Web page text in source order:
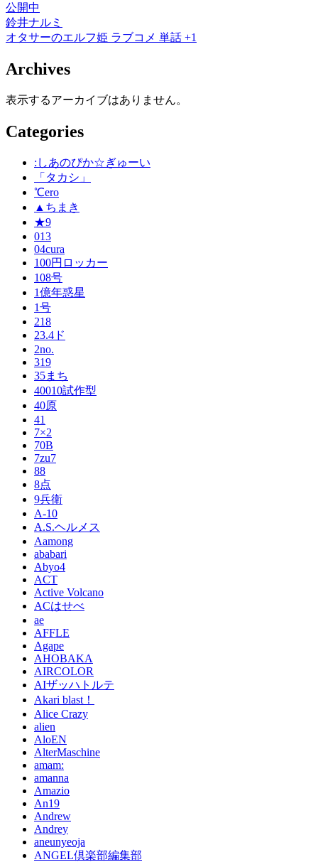
公開中
鈴井ナルミ
オタサーのエルフ姫 ラブコメ 単話 +1
Archives
表示するアーカイブはありません。
Categories
:しあのぴか☆ぎゅーい
「タカシ」
℃ero
▲ちまき
★9
013
04cura
100円ロッカー
108号
1億年惑星
1号
218
23.4ド
2no.
319
35まち
40010試作型
40原
41
7×2
70B
7zu7
88
8点
9兵衛
A-10
A.S.ヘルメス
Aamong
ababari
Abyo4
ACT
Active Volcano
ACはせべ
ae
AFFLE
Agape
AHOBAKA
AIRCOLOR
AIザッハトルテ
Akari blast！
Alice Crazy
alien
AloEN
AlterMaschine
amam:
amanna
Amazio
An19
Andrew
Andrey
aneunyeoja
ANGEL倶楽部編集部